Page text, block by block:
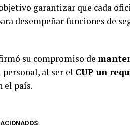
garantizar que cada
desempeñar funciones de
su compromiso de
personal, al ser el CUP un
el país.